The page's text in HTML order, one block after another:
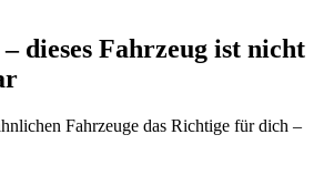
dieses Fahrzeug ist nicht
Fahrzeuge das Richtige für dich –